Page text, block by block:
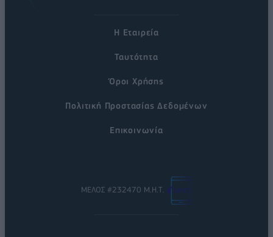
Η Εταιρεία
Ταυτότητα
Όροι Χρήσης
Πολιτική Προστασίας Δεδομένων
Επικοινωνία
ΜΕΛΟΣ #232470 Μ.Η.Τ.